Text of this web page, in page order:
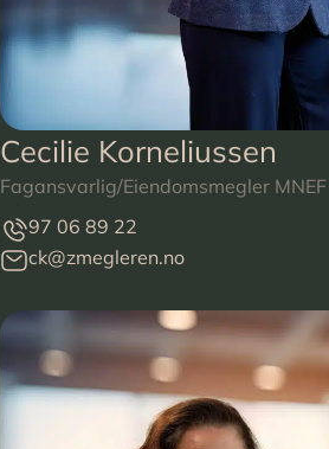
Cecilie Korneliussen
Fagansvarlig/Eiendomsmegler MNEF
97 06 89 22
ck@zmegleren.no